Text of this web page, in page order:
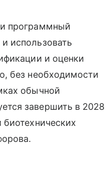
программный
использовать
и оценки
без необходимости
обычной
завершить в 2028